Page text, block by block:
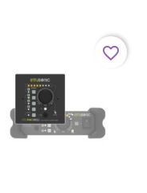
favorite_border